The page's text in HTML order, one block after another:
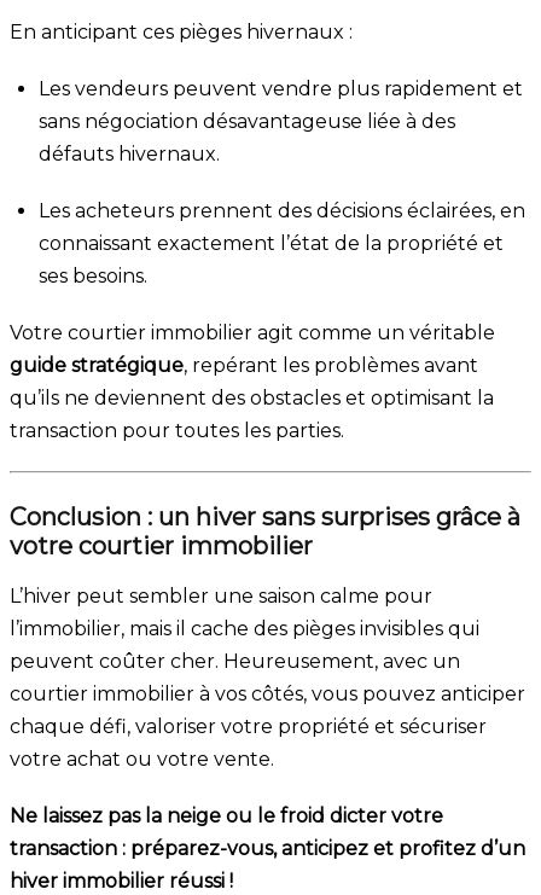
En anticipant ces pièges hivernaux :
Les vendeurs peuvent vendre plus rapidement et
sans négociation désavantageuse liée à des
défauts hivernaux.
Les acheteurs prennent des décisions éclairées, en
connaissant exactement l’état de la propriété et
ses besoins.
Votre courtier immobilier agit comme un véritable
guide stratégique, repérant les problèmes avant
qu’ils ne deviennent des obstacles et optimisant la
transaction pour toutes les parties.
Conclusion : un hiver sans surprises grâce à
votre courtier immobilier
L’hiver peut sembler une saison calme pour
l’immobilier, mais il cache des pièges invisibles qui
peuvent coûter cher. Heureusement, avec un
courtier immobilier à vos côtés, vous pouvez anticiper
chaque défi, valoriser votre propriété et sécuriser
votre achat ou votre vente.
Ne laissez pas la neige ou le froid dicter votre
transaction : préparez-vous, anticipez et profitez d’un
hiver immobilier réussi !